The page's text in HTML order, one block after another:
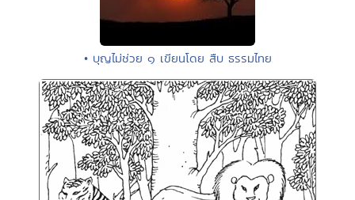
• บุญไม่ช่วย ๑ เขียนโดย สืบ ธรรมไทย